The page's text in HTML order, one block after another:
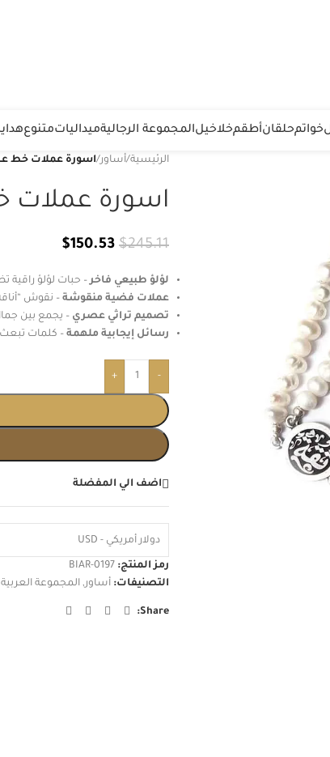
خواتمحلقانأطقمخلاخيلالمجموعة الرجاليةميدالياتمتنوع
الرئيسية/أساور/اسورة عملات خط
اسورة عملات
$245.11
$150.53
لؤلؤ طبيعي فاخر– حبات لؤلؤ راقية
عملات فضية منقوشة – نقوش
تصميم تراثي عصري – يجمع بين
رسائل إيجابية ملهمة – كلمات تبعث
-
+
اضف الي المفضلة
دولار أمريكي - USD
رمز المنتج: BIAR-0197
التصنيفات: أساور, المجموعة العربية
Share: